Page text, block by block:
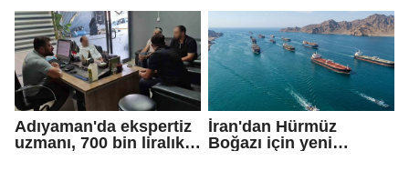
'siklosporiyazis'
salgını: 2 kişi hayatını
kaybetti
görülecek
Adıyaman'da ekspertiz
uzmanı, 700 bin liralık
İran'dan Hürmüz
Boğazı için yeni